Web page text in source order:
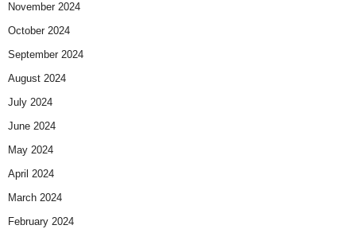
November 2024
October 2024
September 2024
August 2024
July 2024
June 2024
May 2024
April 2024
March 2024
February 2024